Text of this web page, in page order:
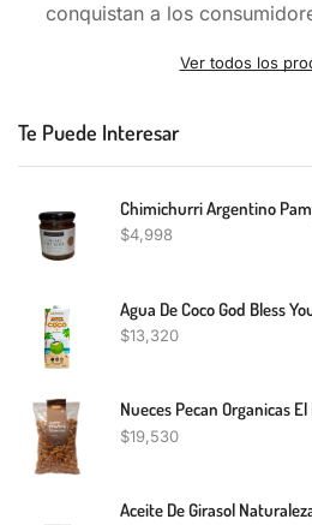
conquistan a los
Ver todos los
Te Puede Interesar
Chimichurri Argentino
$4,998
Agua De Coco God Bless
$13,320
Nueces Pecan Organicas
$19,530
Aceite De Girasol